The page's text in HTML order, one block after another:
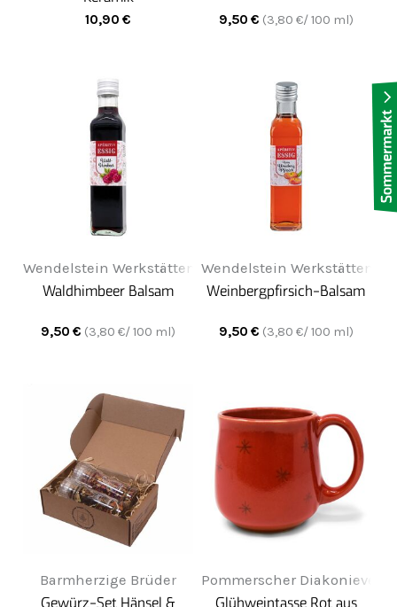
10,90 € 9,50 € (3,80 €/ 100 ml)
Wendelstein Werkstätten
Waldhimbeer Balsam
9,50 € (3,80 €/ 100 ml)
Wendelstein Werkstätten
Weinbergpfirsich-Balsam
9,50 € (3,80 €/ 100 ml)
Barmherzige Brüder
Gewürz-Set Hänsel &
Pommerscher
Glühweintasse Rot aus